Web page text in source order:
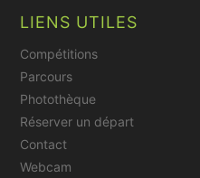
LIENS UTILES
Compétitions
Parcours
Photothèque
Réserver un départ
Contact
Webcam